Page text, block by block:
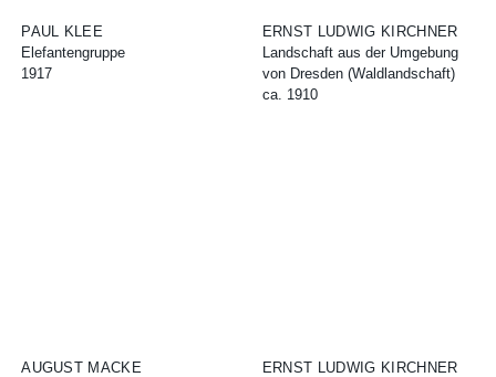
PAUL KLEE
Elefantengruppe
1917
ERNST LUDWIG KIRCHNER
Landschaft aus der Umgebung
von Dresden (Waldlandschaft)
ca. 1910
AUGUST MACKE ERNST LUDWIG KIRCHNER